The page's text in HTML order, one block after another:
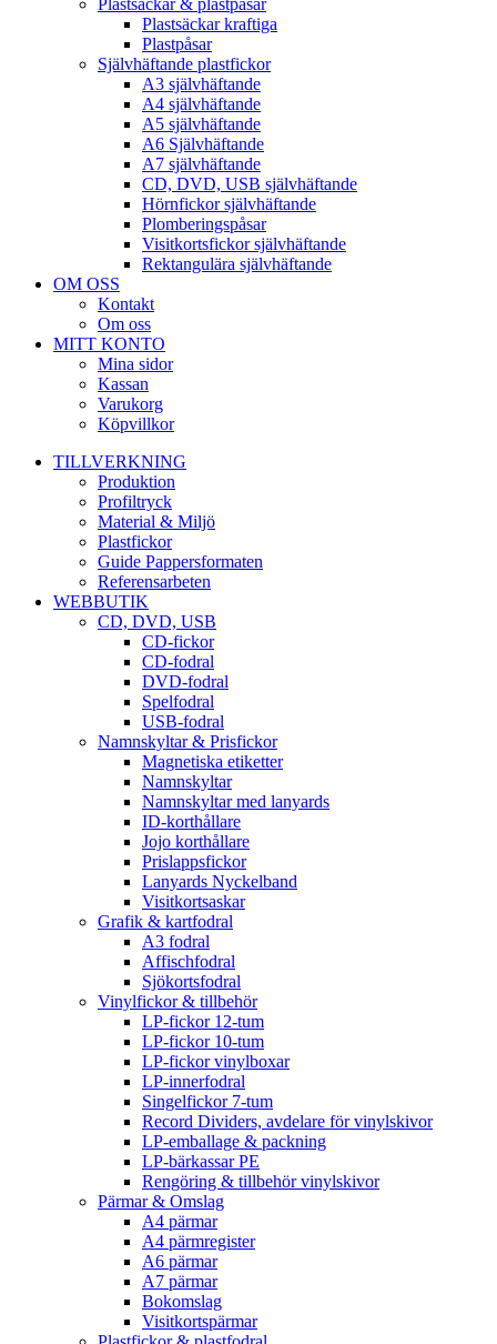
Plastsäckar & plastpåsar
Plastsäckar kraftiga
Plastpåsar
Självhäftande plastfickor
A3 självhäftande
A4 självhäftande
A5 självhäftande
A6 Självhäftande
A7 självhäftande
CD, DVD, USB självhäftande
Hörnfickor självhäftande
Plomberingspåsar
Visitkortsfickor självhäftande
Rektangulära självhäftande
OM OSS
Kontakt
Om oss
MITT KONTO
Mina sidor
Kassan
Varukorg
Köpvillkor
TILLVERKNING
Produktion
Profiltryck
Material & Miljö
Plastfickor
Guide Pappersformaten
Referensarbeten
WEBBUTIK
CD, DVD, USB
CD-fickor
CD-fodral
DVD-fodral
Spelfodral
USB-fodral
Namnskyltar & Prisfickor
Magnetiska etiketter
Namnskyltar
Namnskyltar med lanyards
ID-korthållare
Jojo korthållare
Prislappsfickor
Lanyards Nyckelband
Visitkortsaskar
Grafik & kartfodral
A3 fodral
Affischfodral
Sjökortsfodral
Vinylfickor & tillbehör
LP-fickor 12-tum
LP-fickor 10-tum
LP-fickor vinylboxar
LP-innerfodral
Singelfickor 7-tum
Record Dividers, avdelare för vinylskivor
LP-emballage & packning
LP-bärkassar PE
Rengöring & tillbehör vinylskivor
Pärmar & Omslag
A4 pärmar
A4 pärmregister
A6 pärmar
A7 pärmar
Bokomslag
Visitkortspärmar